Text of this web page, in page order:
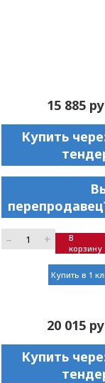
15 885
Купить
– +
В
корзину
Купить в 1
20 015
Купить